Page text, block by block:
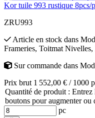
Kor tuile 993 rustique 8pcs/
ZRU993
Article en stock dans
Frameries, Toitmat Nivelles,
Sur commande dans
Prix brut 1 552,00 € / 1000
Quantité de produit : Entrez
boutons pour augmenter ou
pc